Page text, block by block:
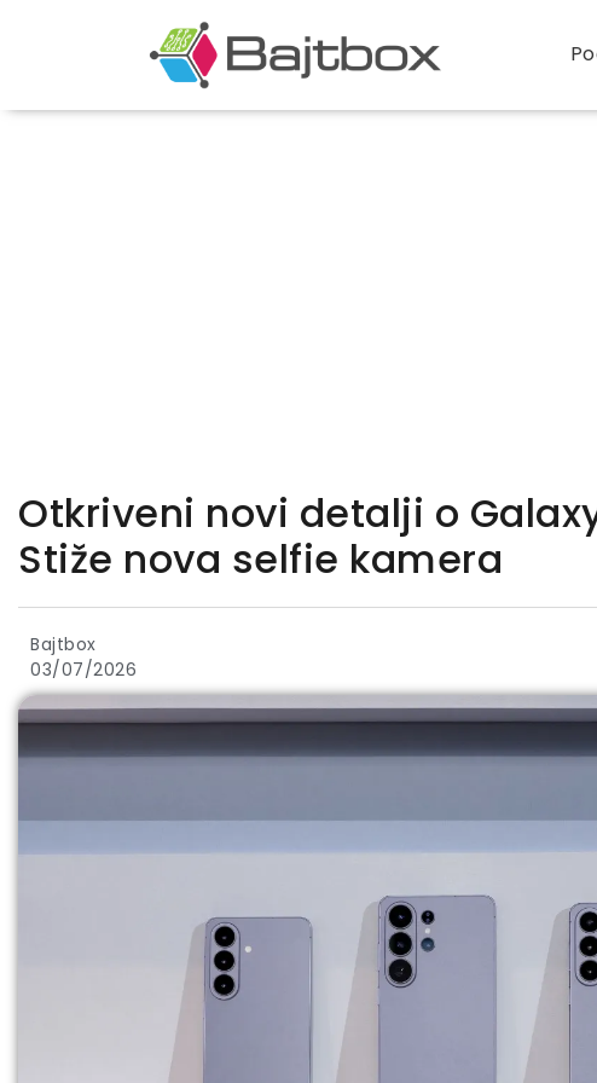
Otkriveni novi detalji o
Stiže nova selfie kamera
Bajtbox
03/07/2026